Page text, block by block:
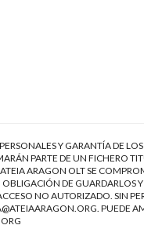
Y GARANTÍA DE
PARTE DE UN FICHERO
ARAGON OLT SE
DE GUARDARLOS
NO AUTORIZADO. SIN
. PUEDE